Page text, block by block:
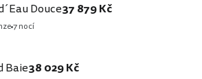
Douce37 879 Kč
7 nocí
Baie38 029 Kč